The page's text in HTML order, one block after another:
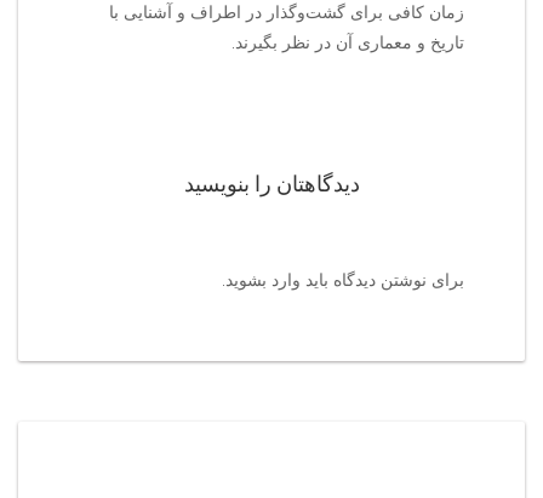
زمان کافی برای گشت‌وگذار در اطراف و آشنایی با
تاریخ و معماری آن در نظر بگیرند.
دیدگاهتان را بنویسید
برای نوشتن دیدگاه باید وارد بشوید